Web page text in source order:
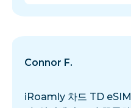
Connor F.
iRoamly 차드 TD eSIM